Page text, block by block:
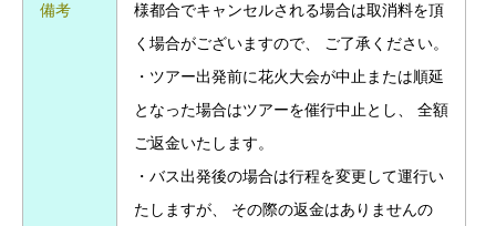
備考
様都合でキャンセルされる場合は取消料を頂
く場合がございますので、 ご了承ください。
・ツアー出発前に花火大会が中止または順延
となった場合はツアーを催行中止とし、 全額
ご返金いたします。
・バス出発後の場合は行程を変更して運行い
たしますが、 その際の返金はありませんの